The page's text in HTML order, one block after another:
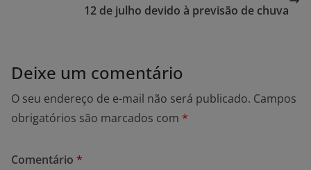
12 de julho devido à previsão de chuva
Deixe um comentário
O seu endereço de e-mail não será publicado. Campos
obrigatórios são marcados com *
Comentário *